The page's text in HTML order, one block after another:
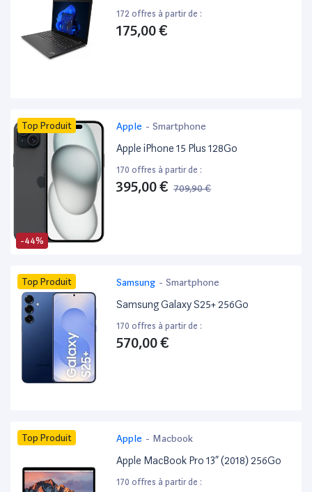
172 offres à partir de :
175,00 €
-44%
Top Produit Apple - Smartphone
Apple iPhone 15 Plus 128Go
170 offres à partir de :
395,00 € 709,90 €
Top Produit Samsung - Smartphone
Samsung Galaxy S25+ 256Go
170 offres à partir de :
570,00 €
Top Produit Apple - Macbook
Apple MacBook Pro 13” (2018) 256Go
170 offres à partir de :